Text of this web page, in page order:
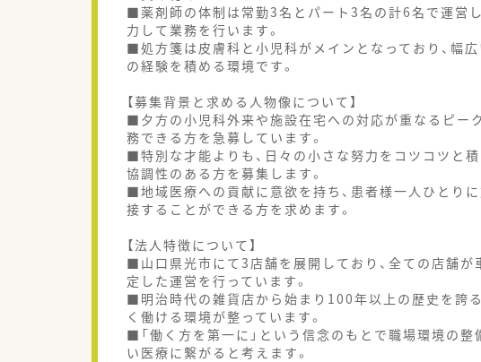
■薬剤師の体制は常勤3名とパート3名の計6名で運営
力して業務を行います。
■処方箋は皮膚科と小児科がメインとなっており、幅
の経験を積める環境です。
【募集背景と求める人物像について】
■夕方の小児科外来や施設在宅への対応が重なるピー
務できる方を急募しています。
■特別な才能よりも、日々の小さな努力をコツコツと
協調性のある方を募集します。
■地域医療への貢献に意欲を持ち、患者様一人ひとり
接することができる方を求めます。
【法人特徴について】
■山口県光市にて3店舗を展開しており、全ての店舗
定した運営を行っています。
■明治時代の雑貨店から始まり100年以上の歴史を誇
く働ける環境が整っています。
■「働く方を第一に」という信念のもとで職場環境の
い医療に繋がると考えます。